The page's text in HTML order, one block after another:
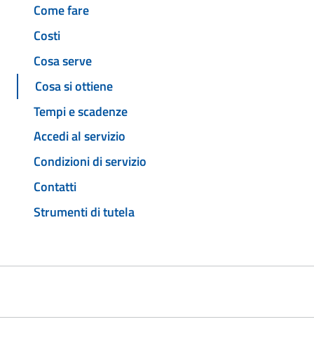
Come fare
Costi
Cosa serve
Cosa si ottiene
Tempi e scadenze
Accedi al servizio
Condizioni di servizio
Contatti
Strumenti di tutela